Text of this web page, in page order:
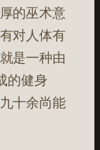
的巫术意
对人体有
是一种由
的健身
十余尚能